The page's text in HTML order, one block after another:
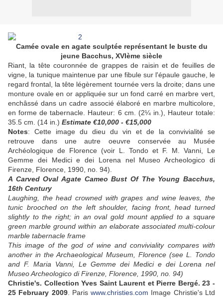
Camée ovale en agate sculptée représentant le buste du
jeune Bacchus, XVIème siècle
Riant, la tête couronnée de grappes de raisin et de feuilles de
vigne, la tunique maintenue par une fibule sur l'épaule gauche, le
regard frontal, la tête légèrement tournée vers la droite; dans une
monture ovale en or appliquée sur un fond carré en marbre vert,
enchâssé dans un cadre associé élaboré en marbre multicolore,
en forme de tabernacle. Hauteur: 6 cm. (2¼ in.), Hauteur totale:
35.5 cm. (14 in.) Estimate €10,000 - €15,000
Notes: Cette image du dieu du vin et de la convivialité se
retrouve dans une autre oeuvre conservée au Musée
Archéologique de Florence (voir L. Tondo et F. M. Vanni, Le
Gemme dei Medici e dei Lorena nel Museo Archeologico di
Firenze, Florence, 1990, no. 94).
A Carved Oval Agate Cameo Bust Of The Young Bacchus,
16th Century
Laughing, the head crowned with grapes and wine leaves, the
tunic brooched on the left shoulder, facing front, head turned
slightly to the right; in an oval gold mount applied to a square
green marble ground within an elaborate associated multi-colour
marble tabernacle frame
This image of the god of wine and conviviality compares with
another in the Archaeological Museum, Florence (see L. Tondo
and F. Maria Vanni, Le Gemme dei Medici e dei Lorena nel
Museo Archeologico di Firenze, Florence, 1990, no. 94)
Christie's. Collection Yves Saint Laurent et Pierre Bergé. 23 -
25 February 2009. Pariswww.christies.com Image Christie's Ltd